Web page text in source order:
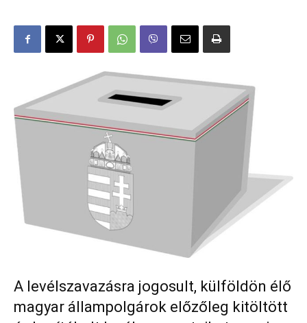
A levélszavazásra jogosult, külföldön élő
magyar állampolgárok előzőleg kitöltött